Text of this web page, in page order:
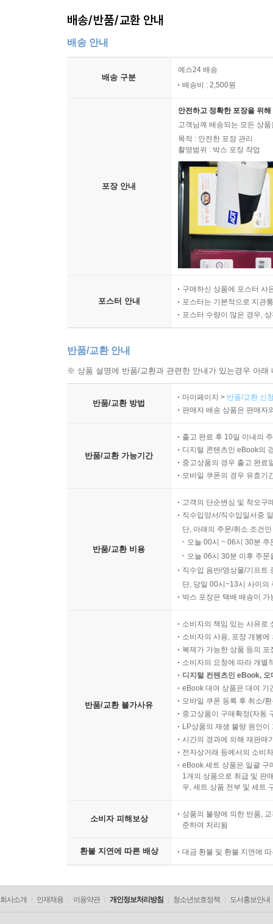
배송/반품/교환 안내
배송 안내
배송 구분
예스24 배송
배송비 : 2,500원
포장 안내
안전하고 정확한 포장을 위
고객님께 배송되는 모든 상
목적 : 안전한 포장 관리
촬영범위 : 박스 포장 작업
포스터 안내
구매하신 상품에 포스터 사
포스터는 기본적으로 지관
포스터 수량이 많은 경우,
반품/교환 안내
※ 상품 설명에 반품/교환과 관련한 안내가 있는경우 아
반품/교환 방법
마이페이지 > 반품/교환 신
판매자 배송 상품은 판매자
반품/교환 가능기간
출고 완료 후 10일 이내의
디지털 콘텐츠인 eBook의
중고상품의 경우 출고 완료
모바일 쿠폰의 경우 유효기
반품/교환 비용
고객의 단순변심 및 착오구
직수입양서/직수입일서중
단, 아래의 주문/취소 조건
오늘 00시 ~ 06시 30분
오늘 06시 30분 이후 주
직수입 음반/영상물/기프트
단, 당일 00시~13시 사이의
박스 포장은 택배 배송이
반품/교환 불가사유
소비자의 책임 있는 사유로
소비자의 사용, 포장 개봉
복제가 가능한 상품 등의
소비자의 요청에 따라 개별
디지털 컨텐츠인 eBook,
eBook 대여 상품은 대여 기
모바일 쿠폰 등록 후 취소/
중고상품이 구매확정(자동
LP상품의 재생 불량 원인
시간의 경과에 의해 재판매
전자상거래 등에서의 소비
eBook 세트 상품은 일괄 구
1개의 상품으로 취급 및 판
우, 세트 상품 전부 및 세트
소비자 피해보상
상품의 불량에 의한 반품,
준하여 처리됨
환불 지연에 따른 배상 대금 환불 및 환불 지연에
회사소개 인재채용 이용약관 개인정보처리방침 청소년보호정책 도서홍보안내